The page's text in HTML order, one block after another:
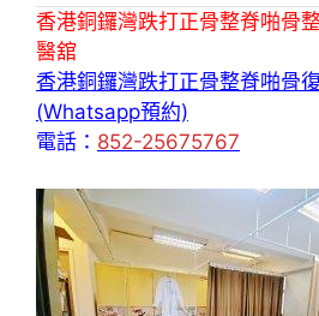
香港銅鑼灣跌打正骨整脊啪骨
醫舘
香港銅鑼灣跌打正骨整脊啪骨
(Whatsapp預約)
電話： 852-25675767